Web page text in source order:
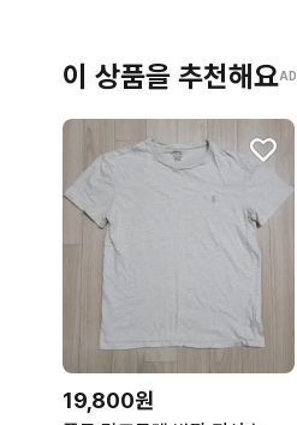
이 상품을 추천해요AD
19,800원